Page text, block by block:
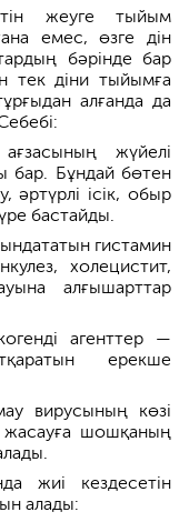
жеуге тыйым
емес, өзге дін
бәрінде бар
тек діни тыйымға
алғанда да
жүйелі
бар. Бұндай бөтен
әртүрлі ісік, обыр
бастайды.
гистамин
холецистит,
алғышарттар
агенттер —
ерекше
вирусының көзі
жасауға шошқаның
жиі кездесетін
алады: